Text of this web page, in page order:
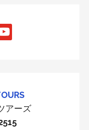
アーズ